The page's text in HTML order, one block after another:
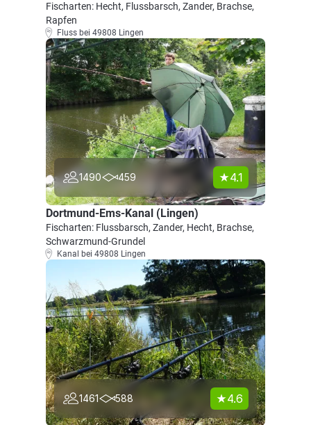
Fischarten: Hecht, Flussbarsch, Zander, Brachse,
Rapfen
Fluss bei 49808 Lingen
1490 459 4.1
Dortmund-Ems-Kanal (Lingen)
Fischarten: Flussbarsch, Zander, Hecht, Brachse,
Schwarzmund-Grundel
Kanal bei 49808 Lingen
1461 588 4.6